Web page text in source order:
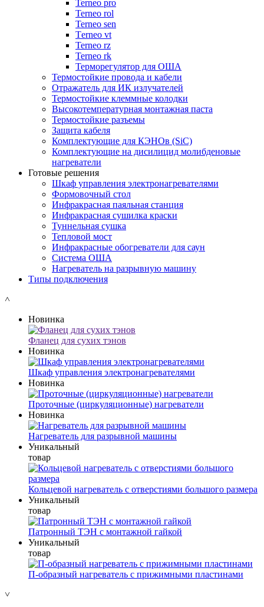
Terneo pro
Terneo rol
Terneo sen
Тerneo vt
Terneo rz
Terneo rk
Терморегулятор для ОША
Термостойкие провода и кабели
Отражатель для ИК излучателей
Термостойкие клеммные колодки
Высокотемпературная монтажная паста
Термостойкие разъемы
Защита кабеля
Комплектующие для КЭНОв (SiC)
Комплектующие на дисилицид молибденовые
нагреватели
Готовые решения
Шкаф управления электронагревателями
Формовочный стол
Инфракрасная паяльная станция
Инфракрасная сушилка краски
Туннельная сушка
Тепловой мост
Инфракрасные обогреватели для саун
Система ОША
Нагреватель на разрывную машину
Типы подключения
˄
Новинка
Фланец для сухих тэнов
Новинка
Шкаф управления электронагревателями
Новинка
Проточные (циркуляционные) нагреватели
Новинка
Нагреватель для разрывной машины
Уникальный
товар
Кольцевой нагреватель с отверстиями большого размера
Уникальный
товар
Патронный ТЭН с монтажной гайкой
Уникальный
товар
П-образный нагреватель с прижимными пластинами
˅